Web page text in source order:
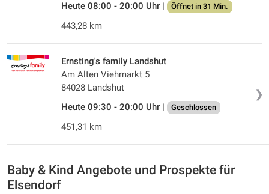
Heute 08:00 - 20:00 Uhr |
Öffnet in 31 Min.
443,28 km
❯
Ernsting's family Landshut
Am Alten Viehmarkt 5
84028 Landshut
Heute 09:30 - 20:00 Uhr |
Geschlossen
451,31 km
Baby & Kind Angebote und Prospekte für
Elsendorf